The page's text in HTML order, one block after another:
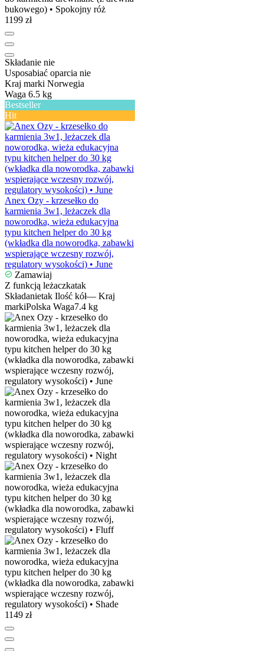
1199 zł
Składanie nie
Usposabiać oparcia nie
Kraj marki Norwegia
Waga 6.5 kg
Bestseller
Hit
Anex Ozy - krzesełko do
karmienia 3w1, leżaczek dla
noworodka, wieża edukacyjna
typu kitchen helper do 30 kg
(wkładka dla noworodka, zabawki
wspierające wczesny rozwój,
regulatory wysokości) • June
Zamawiaj
Z funkcją leżaczkatak
Składanietak Ilość kół— Kraj
markiPolska Waga7.4 kg
1149 zł